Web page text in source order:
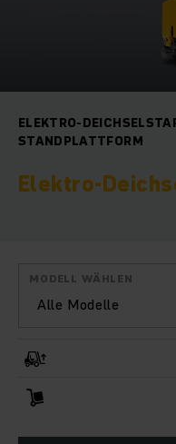
ELEKTRO-
STANDPLATTFORM
Elektro-
Alle Modelle
MODELL WÄHLEN